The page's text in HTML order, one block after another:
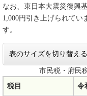
なお、東日本大震災復興
1,000円引き上げられてい
す。
表のサイズを切り替える
市民税・府民
税目
令